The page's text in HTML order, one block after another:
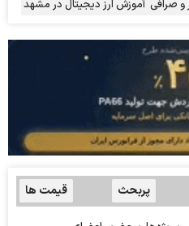
و صرافی آموزش ارز دیجیتال در مشهد
پربحث قیمت ها